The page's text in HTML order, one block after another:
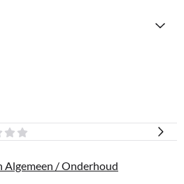
Algemeen / Onderhoud